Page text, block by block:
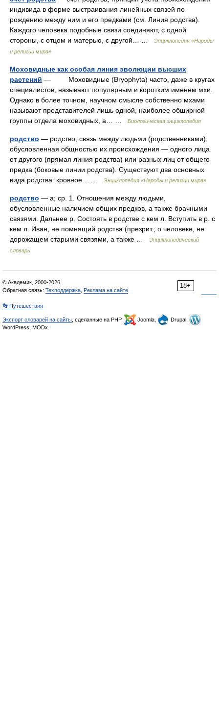
индивида в форме выстраивания линейных связей по
рождению между ним и его предками (см. Линия родства).
Каждого человека подобные связи соединяют, с одной
стороны, с отцом и матерью, с другой… …
Энциклопедия «Народы
и религии мира»
Моховидные как особая линия эволюции высших
растений — Моховидные (Bryophyta) часто, даже в кругах
специалистов, называют популярным и коротким именем мхи.
Однако в более точном, научном смысле собственно мхами
называют представителей лишь одной, наиболее обширной
группы отдела моховидных, а… …
Биологическая энциклопедия
родство — родство, связь между людьми (родственниками),
обусловленная общностью их происхождения — одного лица
от другого (прямая линия родства) или разных лиц от общего
предка (боковые линии родства). Существуют два основных
вида родства: кровное… …
Энциклопедия «Народы и религии мира»
родство — а; ср. 1. Отношения между людьми,
обусловленные наличием общих предков, а также брачными
связями. Дальнее р. Состоять в родстве с кем л. Вступить в р. с
кем л. Иван, не помнящий родства (презрит.; о человеке, не
дорожащем старыми связями, а также …
Энциклопедический
словарь
18+
© Академик, 2000-2026
Обратная связь: Техподдержка Реклама на сайте
👣 Путешествия
Экспорт словарей на сайты , сделанные на PHP, Joomla,
Drupal,
WordPress, MODx.